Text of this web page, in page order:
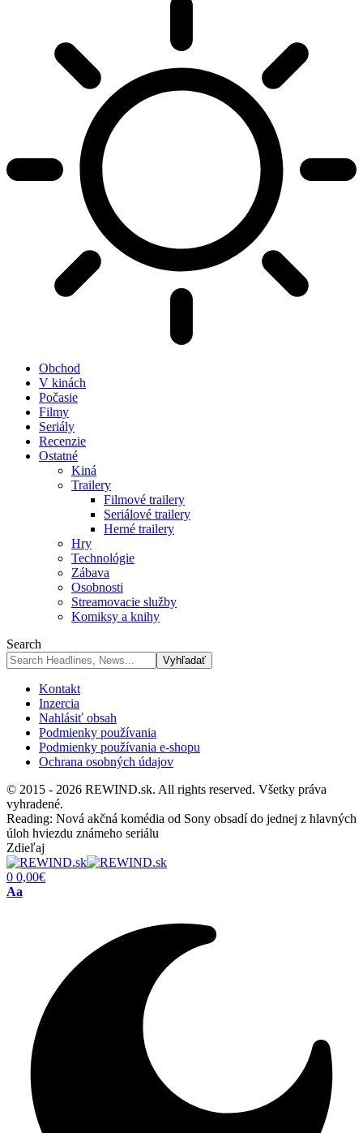
Obchod
V kinách
Počasie
Filmy
Seriály
Recenzie
Ostatné
Kiná
Trailery
Filmové trailery
Seriálové trailery
Herné trailery
Hry
Technológie
Zábava
Osobnosti
Streamovacie služby
Komiksy a knihy
Search
Kontakt
Inzercia
Nahlásiť obsah
Podmienky používania
Podmienky používania e-shopu
Ochrana osobných údajov
© 2015 - 2026 REWIND.sk. All rights reserved. Všetky práva
vyhradené.
Reading: Nová akčná komédia od Sony obsadí do jednej z hlavných
úloh hviezdu známeho seriálu
Zdieľaj
0 0,00€
Font
Aa